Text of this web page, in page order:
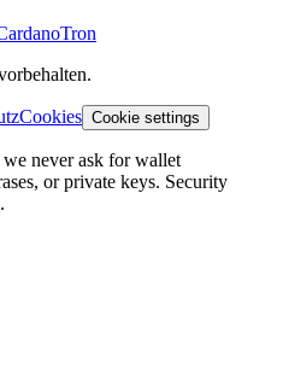
Tron
Cookies Cookie settings
never ask for wallet
or private keys. Security
.